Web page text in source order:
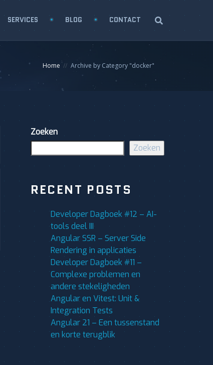
SERVICES BLOG CONTACT
Home Archive by Category "docker"
Zoeken
Zoeken
RECENT POSTS
Developer Dagboek #12 – AI-
tools deel III
Angular SSR – Server Side
Rendering in applicaties
Developer Dagboek #11 –
Complexe problemen en
andere stekeligheden
Angular en Vitest: Unit &
Integration Tests
Angular 21 – Een tussenstand
en korte terugblik